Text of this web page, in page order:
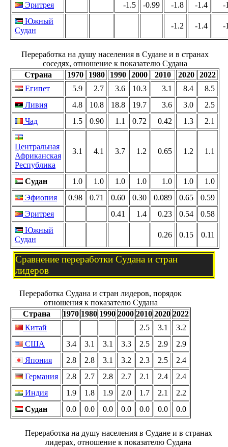
Эритрея -1.5 -0.99 -1.8 -1.4
-
Южный
Судан
-1.2 -1.4 -
Переработка на душу населения в Судане и в странах
соседях, отношение к показателю Судана
Страна
1970 1980 1990 2000 2010 2020 2022
Египет
5.9 2.7 3.6 10.3 3.1 8.4
8.5
Ливия
4.8 10.8 18.8 19.7 3.6 3.0
2.5
Чад
1.5 0.90 1.1 0.72 0.42 1.3 2.1
Центральная
Африканская
Республика
3.1 4.1 3.7 1.2 0.65 1.2 1.1
Судан 1.0 1.0 1.0 1.0 1.0 1.0
1.0
Эфиопия
0.98 0.71 0.60 0.30 0.089 0.65
0.59
Эритрея
0.41 1.4 0.23 0.54
0.58
Южный
Судан
0.26 0.15 0.11
Сравнение переработки Судана и стран
лидеров
Переработка Судана и стран лидеров, порядок
отношения к показателю Судана
Страна
1970 1980 1990 2000 2010 2020 2022
Китай
2.5 3.1
3.2
США
3.4 3.1 3.1 3.3 2.5 2.9
2.9
Япония
2.8 2.8 3.1 3.2 2.3 2.5
2.4
Германия
2.8 2.7 2.8 2.7 2.1 2.4
2.4
Индия
1.9 1.8 1.9 2.0 1.7 2.1
2.2
Судан
0.0 0.0 0.0 0.0 0.0 0.0 0.0
Переработка на душу населения в Судане и в странах
лидерах, отношение к показателю Судана